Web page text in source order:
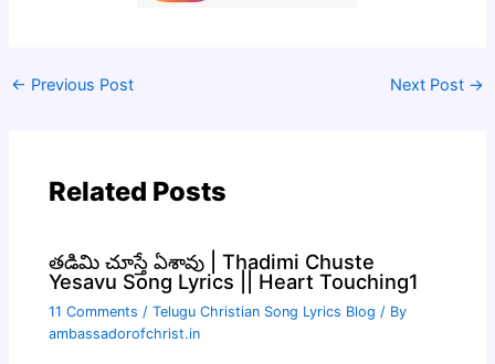
← Previous Post Next Post →
Related Posts
తడిమి చూస్తే ఏశావు | Thadimi Chuste
Yesavu Song Lyrics || Heart Touching1
11 Comments /Telugu Christian Song Lyrics Blog / By
ambassadorofchrist.in